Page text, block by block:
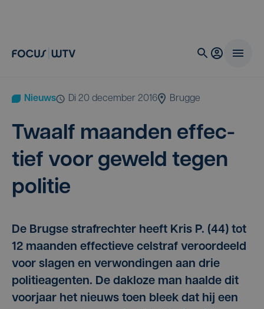
Nieuws di 20 december 2016 Brugge
Twaalf maan­den effec­
tief voor geweld tegen
politie
De Brugse strafrechter heeft Kris P. (44) tot
12 maanden effectieve celstraf veroordeeld
voor slagen en verwondingen aan drie
politieagenten. De dakloze man haalde dit
voorjaar het nieuws toen bleek dat hij een